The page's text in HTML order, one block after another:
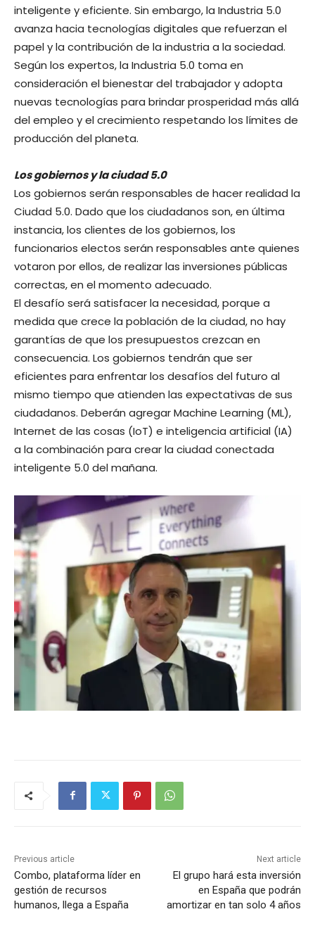
inteligente y eficiente. Sin embargo, la Industria 5.0
avanza hacia tecnologías digitales que refuerzan el
papel y la contribución de la industria a la sociedad.
Según los expertos, la Industria 5.0 toma en
consideración el bienestar del trabajador y adopta
nuevas tecnologías para brindar prosperidad más allá
del empleo y el crecimiento respetando los límites de
producción del planeta.
Los gobiernos y la ciudad 5.0
Los gobiernos serán responsables de hacer realidad la
Ciudad 5.0. Dado que los ciudadanos son, en última
instancia, los clientes de los gobiernos, los
funcionarios electos serán responsables ante quienes
votaron por ellos, de realizar las inversiones públicas
correctas, en el momento adecuado.
El desafío será satisfacer la necesidad, porque a
medida que crece la población de la ciudad, no hay
garantías de que los presupuestos crezcan en
consecuencia. Los gobiernos tendrán que ser
eficientes para enfrentar los desafíos del futuro al
mismo tiempo que atienden las expectativas de sus
ciudadanos. Deberán agregar Machine Learning (ML),
Internet de las cosas (IoT) e inteligencia artificial (IA)
a la combinación para crear la ciudad conectada
inteligente 5.0 del mañana.
Previous article
Combo, plataforma líder en
gestión de recursos
humanos, llega a España
Next article
El grupo hará esta inversión
en España que podrán
amortizar en tan solo 4 años